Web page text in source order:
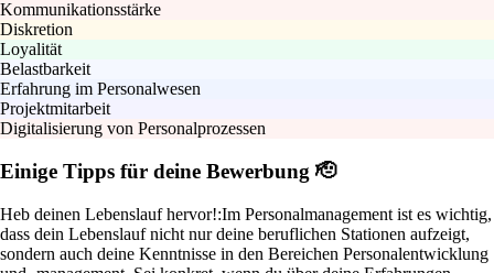
Kommunikationsstärke
Diskretion
Loyalität
Belastbarkeit
Erfahrung im Personalwesen
Projektmitarbeit
Digitalisierung von Personalprozessen
Einige Tipps für deine Bewerbung 🫡
Heb deinen Lebenslauf hervor!:Im Personalmanagement ist es wichtig,
dass dein Lebenslauf nicht nur deine beruflichen Stationen aufzeigt,
sondern auch deine Kenntnisse in den Bereichen Personalentwicklung